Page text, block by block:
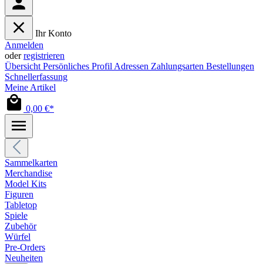
Ihr Konto
Anmelden
oderregistrieren
Übersicht Persönliches Profil Adressen Zahlungsarten Bestellungen
Schnellerfassung
Meine Artikel
0,00 €*
Sammelkarten
Merchandise
Model Kits
Figuren
Tabletop
Spiele
Zubehör
Würfel
Pre-Orders
Neuheiten